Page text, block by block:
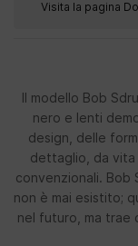
Visita la pagina
Il modello Bob
nero e lenti
design, delle
dettaglio, da vita
convenzionali. Bob
non è mai esistito;
nel futuro, ma trae